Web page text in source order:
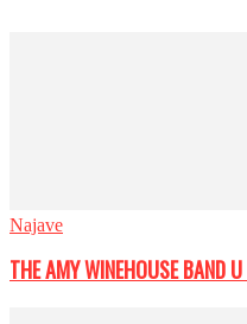
Najave
THE AMY WINEHOUSE BAND